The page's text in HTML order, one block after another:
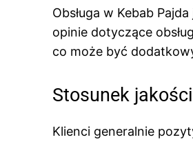
Obsługa w Kebab
opinie dotyczące
co może być
Stosunek
Klienci generalnie